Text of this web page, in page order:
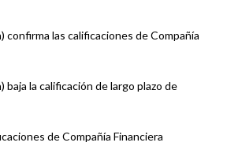
confirma las calificaciones de Compañía
baja la calificación de largo plazo de
de Compañía Financiera